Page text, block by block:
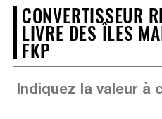
CONVERTISSEUR
LIVRE DES ÎLES
FKP